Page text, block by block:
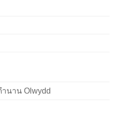
นาน Olwydd